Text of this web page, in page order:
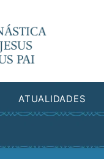
ATUALIDADES